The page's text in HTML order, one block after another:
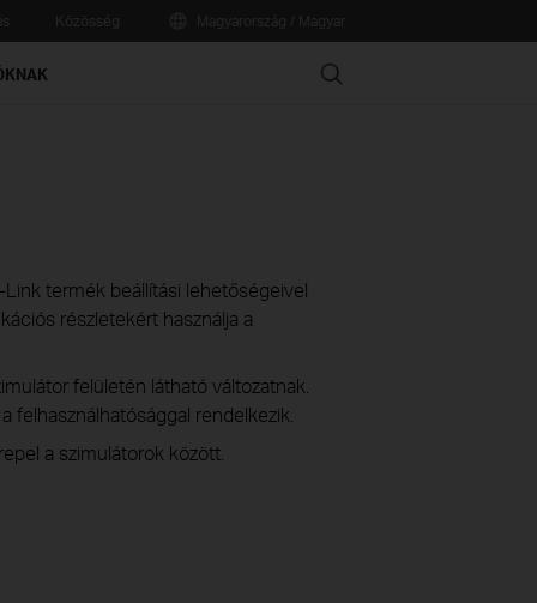
Search
termék beállítási lehetőségeivel
részletekért használja a
felületén látható változatnak.
felhasználhatósággal rendelkezik.
a szimulátorok között.